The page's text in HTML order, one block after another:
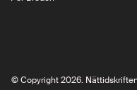
© Copyright 2026.